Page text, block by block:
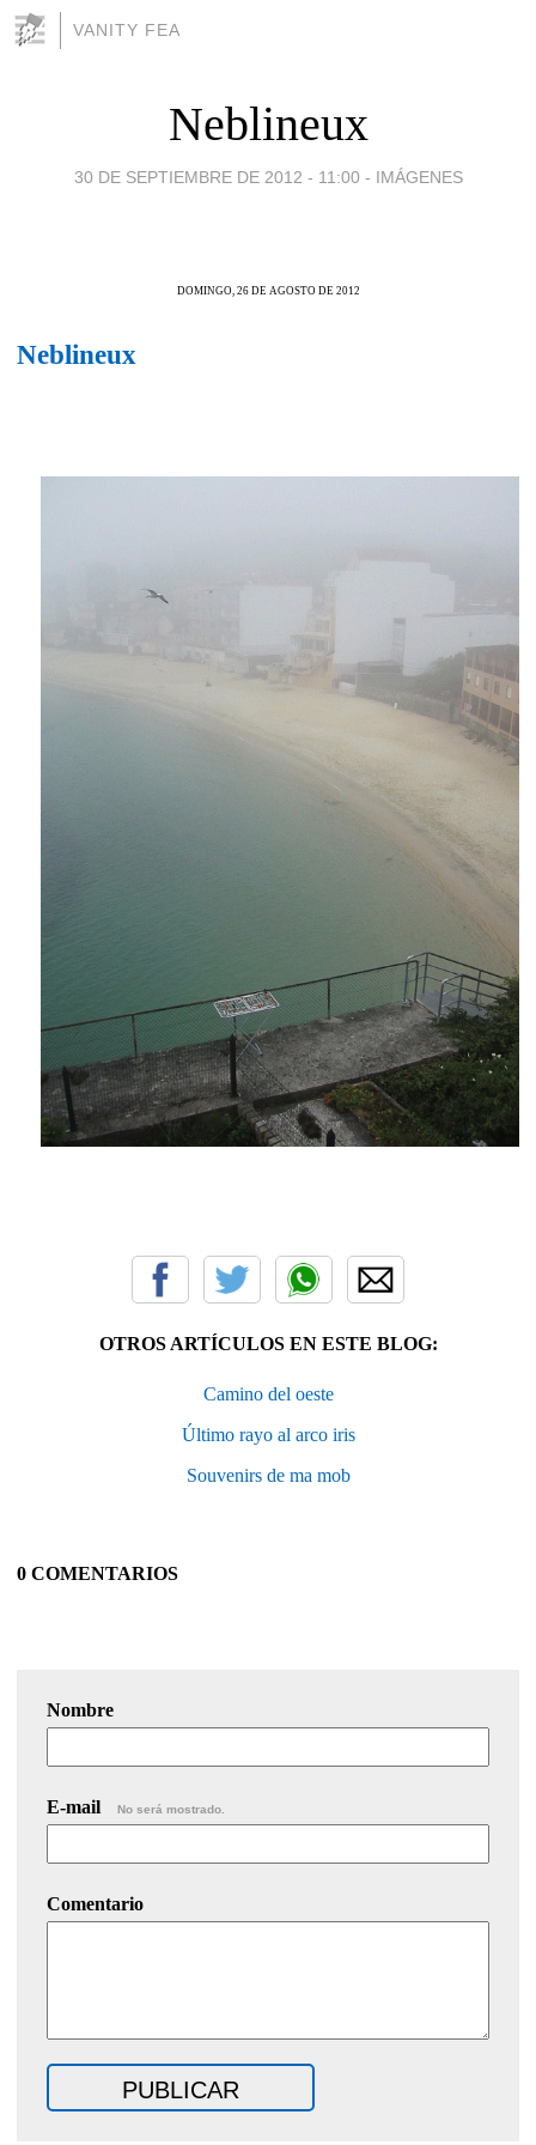
VANITY FEA
Neblineux
30 DE SEPTIEMBRE DE 2012 - 11:00 - IMÁGENES
DOMINGO, 26 DE AGOSTO DE 2012
Neblineux
OTROS ARTÍCULOS EN ESTE BLOG:
Camino del oeste
Último rayo al arco iris
Souvenirs de ma mob
0 COMENTARIOS
Nombre
E-mail No será mostrado.
Comentario